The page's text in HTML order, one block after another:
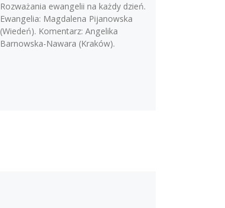
Rozważania ewangelii na każdy dzień.
Ewangelia: Magdalena Pijanowska
(Wiedeń). Komentarz: Angelika
Barnowska-Nawara (Kraków).